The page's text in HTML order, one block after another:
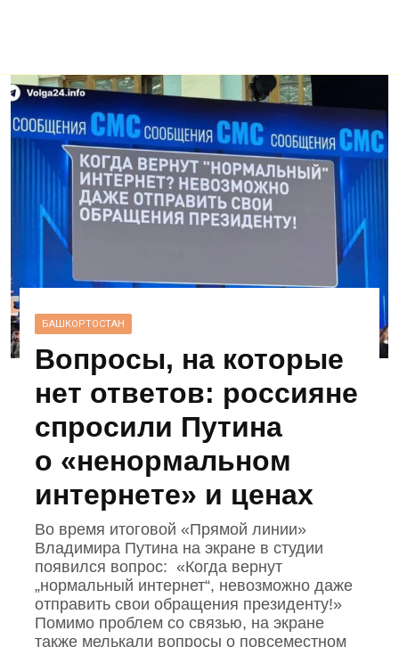
БАШКОРТОСТАН
Вопросы, на которые
нет ответов: россияне
спросили Путина
о «ненормальном
интернете» и ценах
Во время итоговой «Прямой линии»
Владимира Путина на экране в студии
появился вопрос: «Когда вернут
„нормальный интернет“, невозможно даже
отправить свои обращения президенту!»
Помимо проблем со связью, на экране
также мелькали вопросы о повсеместном